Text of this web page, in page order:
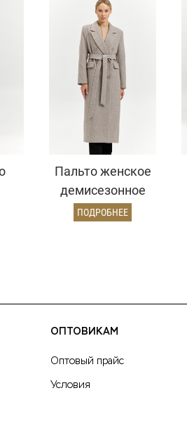
Пальто женское
демисезонное
26326 (бежевый/
ПОДРОБНЕЕ
ОПТОВИКАМ
Оптовый прайс
Условия